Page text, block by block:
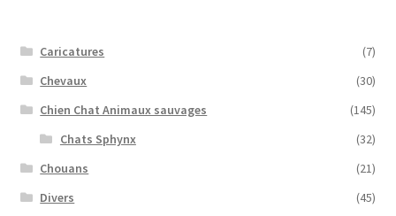
Caricatures
(7)
Chevaux
(30)
Chien Chat Animaux sauvages
(145)
Chats Sphynx
(32)
Chouans
(21)
Divers
(45)